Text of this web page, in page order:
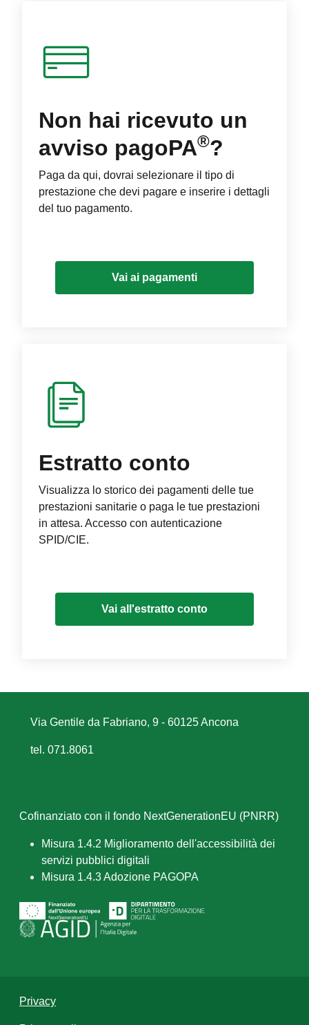
Non hai ricevuto un
avviso pagoPA®?
Paga da qui, dovrai selezionare il tipo di
prestazione che devi pagare e inserire i dettagli
del tuo pagamento.
Vai ai pagamenti
Estratto conto
Visualizza lo storico dei pagamenti delle tue
prestazioni sanitarie o paga le tue prestazioni
in attesa. Accesso con autenticazione
SPID/CIE.
Vai all'estratto conto
Via Gentile da Fabriano, 9 - 60125 Ancona
tel. 071.8061
Cofinanziato con il fondo NextGenerationEU (PNRR)
Misura 1.4.2 Miglioramento dell'accessibilità dei
servizi pubblici digitali
Misura 1.4.3 Adozione PAGOPA
Privacy